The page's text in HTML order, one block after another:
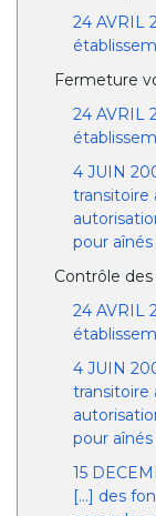
24 AVRIL
Fermeture
24 AVRIL
4 JUIN
transitoire
pour aînés
Contrôle
24 AVRIL
4 JUIN
transitoire
pour aînés
15
[...] des